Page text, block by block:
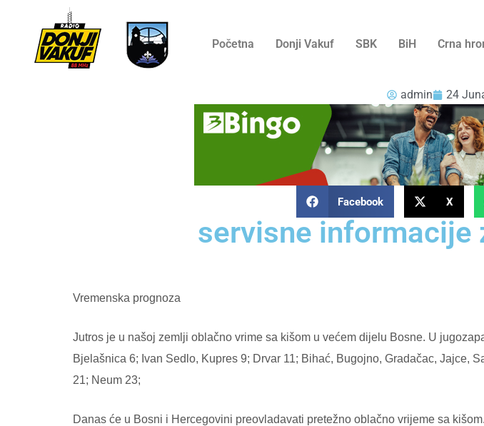
Početna Donji Vakuf SBK BiH Crna
admin 24
Facebook X
servisne informacije
Vremenska prognoza
Jutros je u našoj zemlji oblačno vrime sa kišom u većem dijelu Bosne. U
Bjelašnica 6; Ivan Sedlo, Kupres 9; Drvar 11; Bihać, Bugojno, Gradačac, Jajce,
21; Neum 23;
Danas će u Bosni i Hercegovini preovladavati pretežno oblačno vrijeme sa